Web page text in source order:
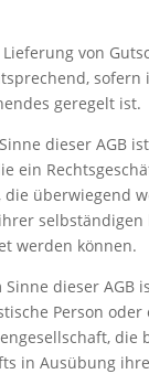
von
sofern
geregelt ist.
dieser AGB
ein
die überwiegend
selbständigen
werden können.
dieser AGB
Person oder
die
in Ausübung